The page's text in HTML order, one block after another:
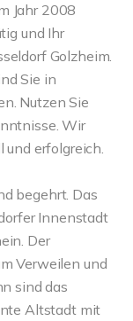
Jahr 2008
und Ihr
Golzheim.
Sie in
Nutzen Sie
Wir
erfolgreich.
begehrt. Das
Innenstadt
Der
Verweilen und
sind das
Altstadt mit